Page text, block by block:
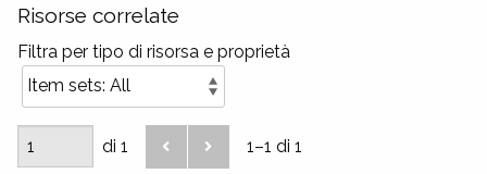
Risorse correlate
Filtra per tipo di risorsa e proprietà
di 1 1–1 di 1